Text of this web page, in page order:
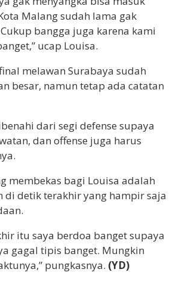
Malang sudah lama gak
bangga juga karena kami
ucap Louisa.
melawan Surabaya sudah
besar, namun tetap ada catatan
dari segi defense supaya
dan offense juga harus
membekas bagi Louisa adalah
di detik terakhir yang hampir saja
itu saya berdoa banget supaya
gagal tipis banget. Mungkin
pungkasnya. (YD)